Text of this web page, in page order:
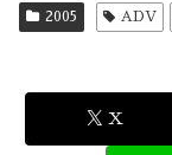
2005 ADV
X